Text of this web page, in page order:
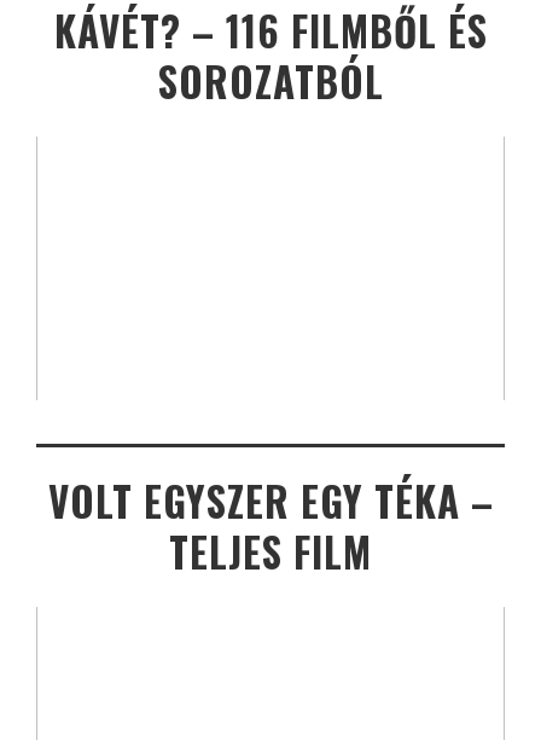
KÁVÉT? – 116 FILMBŐL ÉS
SOROZATBÓL
VOLT EGYSZER EGY TÉKA –
TELJES FILM